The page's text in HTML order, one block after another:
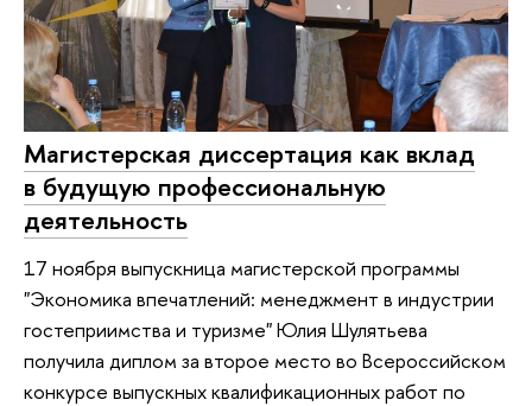
Магистерская диссертация как вклад
в будущую профессиональную
деятельность
17 ноября выпускница магистерской программы
"Экономика впечатлений: менеджмент в индустрии
гостеприимства и туризме" Юлия Шулятьева
получила диплом за второе место во Всероссийском
конкурсе выпускных квалификационных работ по